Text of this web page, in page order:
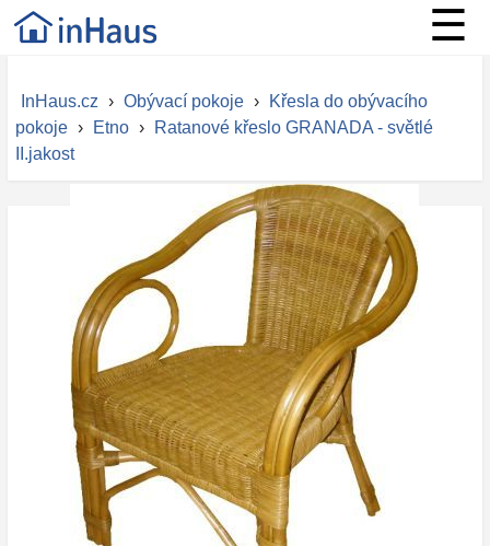
☰
InHaus.cz › Obývací pokoje ›
Křesla do obývacího
pokoje › Etno ›
Ratanové křeslo GRANADA - světlé
II.jakost